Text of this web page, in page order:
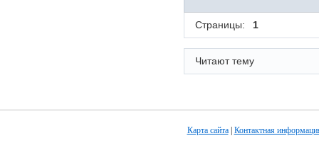
Страницы: 1
Читают тему
Карта сайта| Контактная